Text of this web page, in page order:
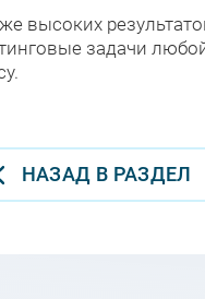
высоких
задачи
НАЗАД В РАЗДЕЛ